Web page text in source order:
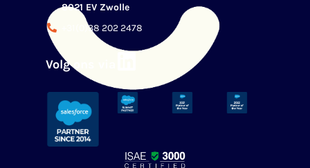
8021 EV Zwolle
+31(0)38 202 2478
Volg ons via